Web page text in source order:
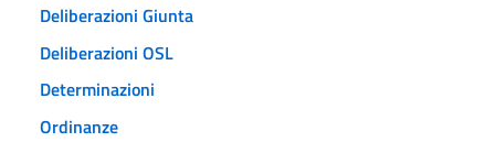
Deliberazioni Giunta
Deliberazioni OSL
Determinazioni
Ordinanze